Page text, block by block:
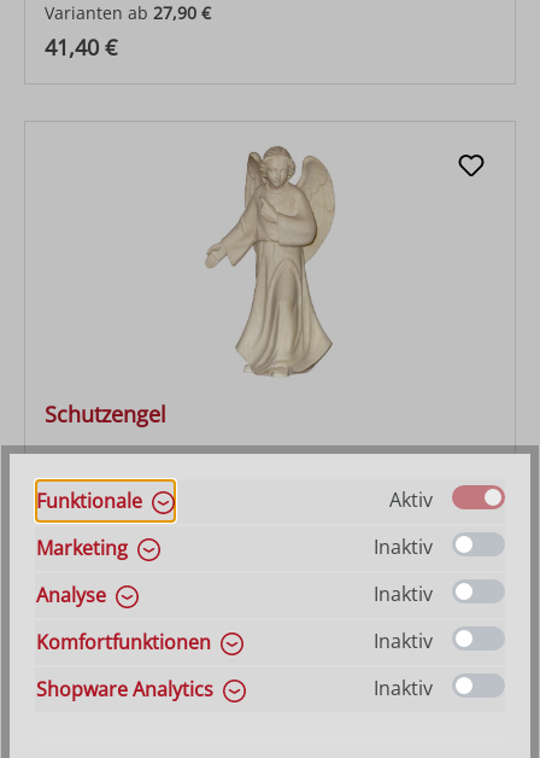
Varianten ab 27,90 €
Regulärer Preis:
41,40 €
Schutzengel
Varianten ab27,90 €
Regulärer Preis:
41,40 €
Funktionale
Aktiv
Marketing
Inaktiv
Analyse
Inaktiv
Komfortfunktionen
Inaktiv
Shopware Analytics
Inaktiv